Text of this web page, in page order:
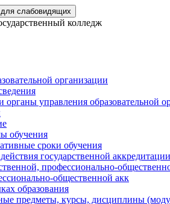
слабовидящих
колледж
организации
органы управления образовательной
обучения
сроки обучения
государственной
профессионально-
общественной акк
образования
предметы, курсы, дисциплины